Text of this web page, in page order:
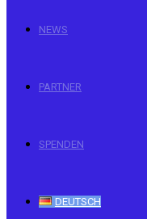
NEWS
PARTNER
SPENDEN
DEUTSCH